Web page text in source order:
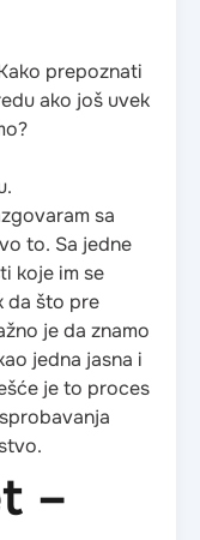
prepoznati
ako još uvek
sa
to. Sa jedne
koje im se
da što pre
je da znamo
jedna jasna i
je to proces
–